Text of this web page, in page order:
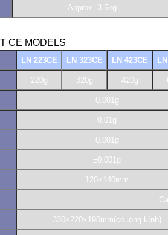
Approx. 3.5kg
CE MODELS
LN 223CE LN 323CE LN 423CE
220g 320g 420g
0.001g
0.01g
0.001g
±0.001g
120×140mm
330×220×190mm(có lòng kính)